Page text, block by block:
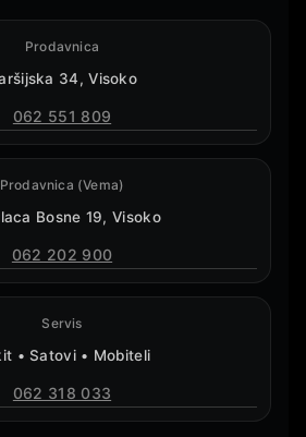
Prodavnica
34, Visoko
062 551 809
Prodavnica (Vema)
Bosne 19, Visoko
062 202 900
Servis
• Satovi • Mobiteli
062 318 033